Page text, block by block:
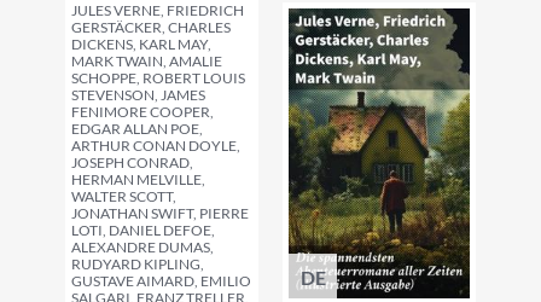
JULES VERNE, FRIEDRICH
GERSTÄCKER, CHARLES
DICKENS, KARL MAY,
MARK TWAIN, AMALIE
SCHOPPE, ROBERT LOUIS
STEVENSON, JAMES
FENIMORE COOPER,
EDGAR ALLAN POE,
ARTHUR CONAN DOYLE,
JOSEPH CONRAD,
HERMAN MELVILLE,
WALTER SCOTT,
JONATHAN SWIFT, PIERRE
LOTI, DANIEL DEFOE,
ALEXANDRE DUMAS,
RUDYARD KIPLING,
GUSTAVE AIMARD, EMILIO
SALGARI, FRANZ TRELLER,
DE